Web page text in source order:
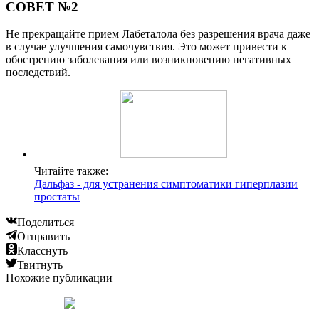
СОВЕТ №2
Не прекращайте прием Лабеталола без разрешения врача даже
в случае улучшения самочувствия. Это может привести к
обострению заболевания или возникновению негативных
последствий.
Читайте также:
Дальфаз - для устранения симптоматики гиперплазии
простаты
Поделиться
Отправить
Класснуть
Твитнуть
Похожие публикации